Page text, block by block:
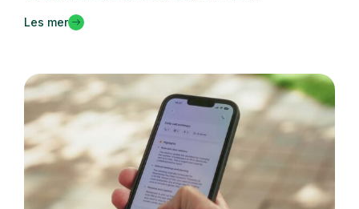
Les mer